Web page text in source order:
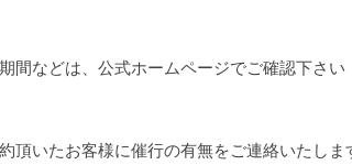
間などは、公式ホームページでご確認下さい
頂いたお客様に催行の有無をご連絡いたし